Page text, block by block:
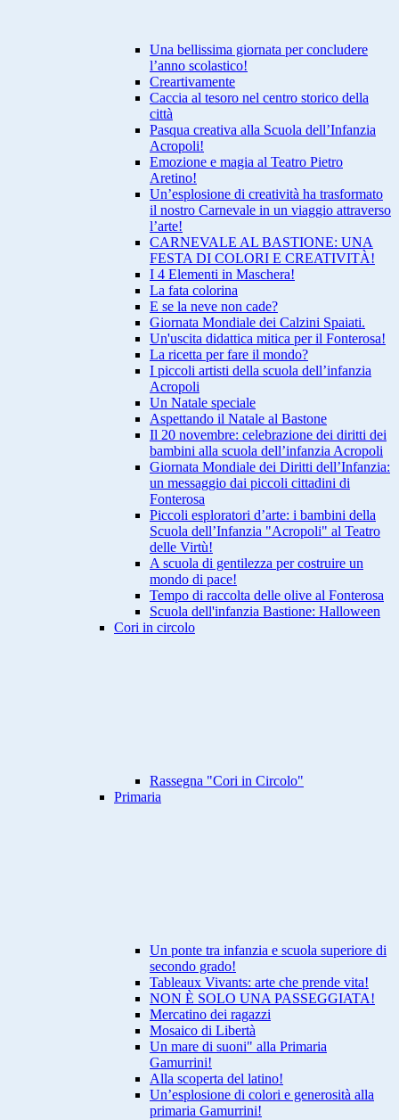
Una bellissima giornata per concludere
l’anno scolastico!
Creartivamente
Caccia al tesoro nel centro storico della
città
Pasqua creativa alla Scuola dell’Infanzia
Acropoli!
Emozione e magia al Teatro Pietro
Aretino!
Un’esplosione di creatività ha trasformato
il nostro Carnevale in un viaggio attraverso
l’arte!
CARNEVALE AL BASTIONE: UNA
FESTA DI COLORI E CREATIVITÀ!
I 4 Elementi in Maschera!
La fata colorina
E se la neve non cade?
Giornata Mondiale dei Calzini Spaiati.
Un'uscita didattica mitica per il Fonterosa!
La ricetta per fare il mondo?
I piccoli artisti della scuola dell’infanzia
Acropoli
Un Natale speciale
Aspettando il Natale al Bastone
Il 20 novembre: celebrazione dei diritti dei
bambini alla scuola dell’infanzia Acropoli
Giornata Mondiale dei Diritti dell’Infanzia:
un messaggio dai piccoli cittadini di
Fonterosa
Piccoli esploratori d’arte: i bambini della
Scuola dell’Infanzia "Acropoli" al Teatro
delle Virtù!
A scuola di gentilezza per costruire un
mondo di pace!
Tempo di raccolta delle olive al Fonterosa
Scuola dell'infanzia Bastione: Halloween
Cori in circolo
Rassegna "Cori in Circolo"
Primaria
Un ponte tra infanzia e scuola superiore di
secondo grado!
Tableaux Vivants: arte che prende vita!
NON È SOLO UNA PASSEGGIATA!
Mercatino dei ragazzi
Mosaico di Libertà
Un mare di suoni" alla Primaria
Gamurrini!
Alla scoperta del latino!
Un’esplosione di colori e generosità alla
primaria Gamurrini!